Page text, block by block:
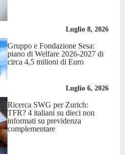
Luglio 8, 2026
Gruppo e Fondazione Sesa:
piano di Welfare 2026-2027 di
circa 4,5 milioni di Euro
Luglio 6, 2026
Ricerca SWG per Zurich:
TFR? 4 italiani su dieci non
informati su previdenza
complementare